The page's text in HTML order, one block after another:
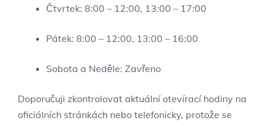
Čtvrtek: 8:00 – 12:00, 13:00 – 17:00
Pátek: 8:00 – 12:00, 13:00 – 16:00
Sobota a Neděle: Zavřeno
Doporučuji zkontrolovat aktuální otevírací hodiny na
oficiálních stránkách nebo telefonicky, protože se